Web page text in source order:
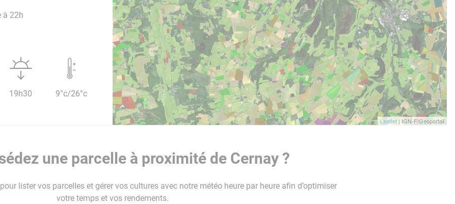
Leaflet | IGN-F/Geoportail
à 22h
19h30 9°c/26°c
une parcelle à proximité de Cernay ?
lister vos parcelles et gérer vos cultures avec notre météo heure par heure afin d’optimiser
votre temps et vos rendements.